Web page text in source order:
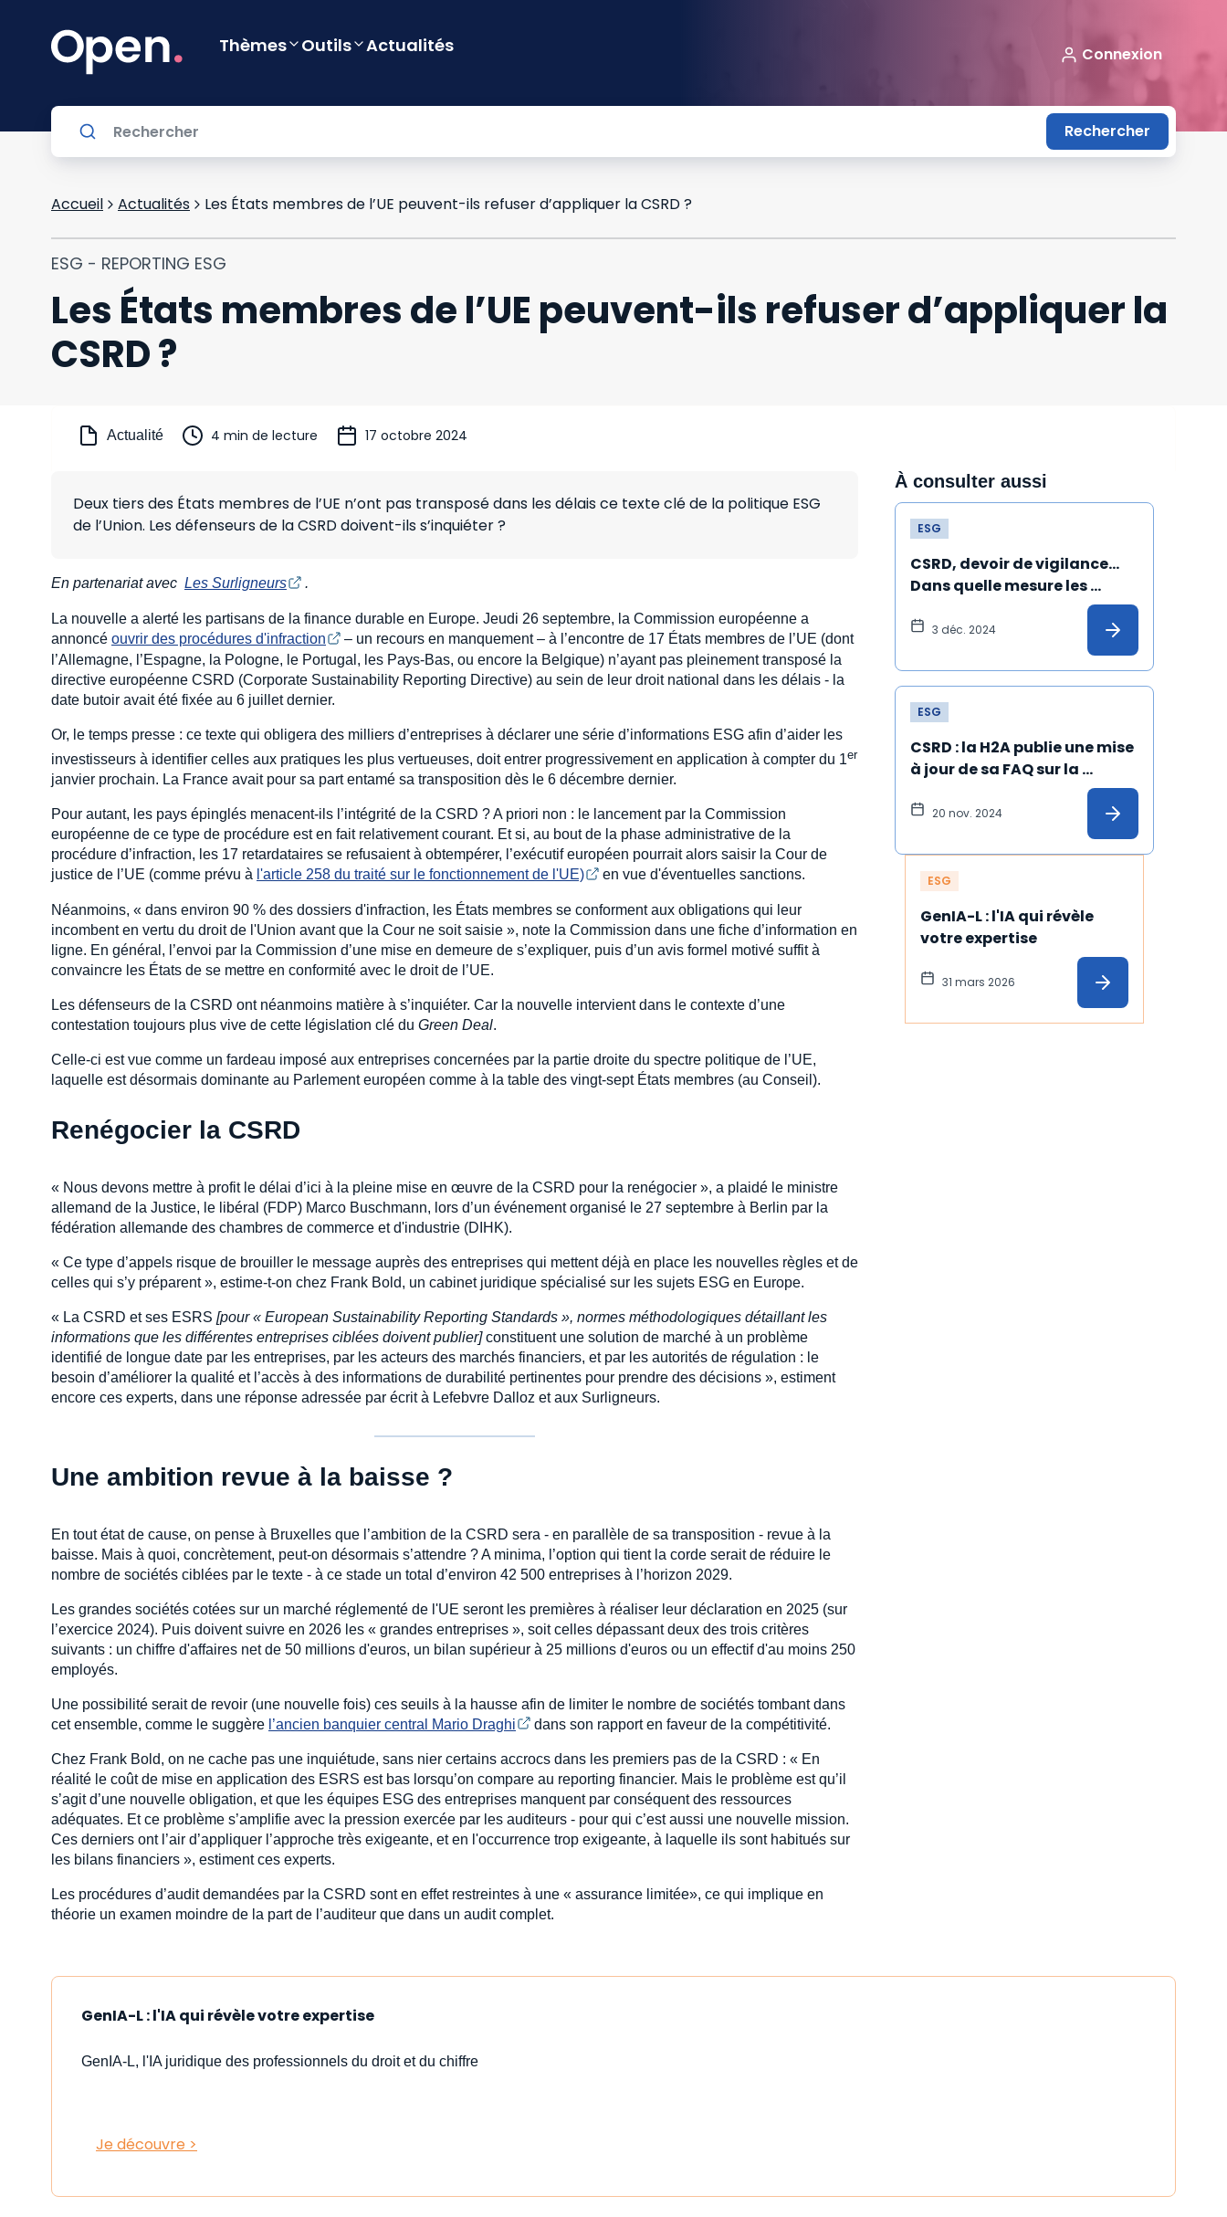
Thèmes Outils Actualités Connexion
Rechercher
Accueil Actualités Les États membres de l’UE peuvent-ils refuser d’appliquer la CSRD ?
ESG - REPORTING ESG
Les États membres de l’UE peuvent-ils refuser d’appliquer la
CSRD ?
Actualité 4 min de lecture 17 octobre 2024
Deux tiers des États membres de l’UE n’ont pas transposé dans les délais ce texte clé de la politique ESG
de l’Union. Les défenseurs de la CSRD doivent-ils s’inquiéter ?
En partenariat avec Les Surligneurs .
La nouvelle a alerté les partisans de la finance durable en Europe. Jeudi 26 septembre, la Commission européenne a
annoncé ouvrir des procédures d'infraction
– un recours en manquement – à l’encontre de 17 États membres de l’UE (dont
l’Allemagne, l’Espagne, la Pologne, le Portugal, les Pays-Bas, ou encore la Belgique) n’ayant pas pleinement transposé la
directive européenne CSRD (Corporate Sustainability Reporting Directive) au sein de leur droit national dans les délais - la
date butoir avait été fixée au 6 juillet dernier.
Or, le temps presse : ce texte qui obligera des milliers d’entreprises à déclarer une série d’informations ESG afin d’aider les
investisseurs à identifier celles aux pratiques les plus vertueuses, doit entrer progressivement en application à compter du 1er
janvier prochain. La France avait pour sa part entamé sa transposition dès le 6 décembre dernier.
Pour autant, les pays épinglés menacent-ils l’intégrité de la CSRD ? A priori non : le lancement par la Commission
européenne de ce type de procédure est en fait relativement courant. Et si, au bout de la phase administrative de la
procédure d’infraction, les 17 retardataires se refusaient à obtempérer, l’exécutif européen pourrait alors saisir la Cour de
justice de l’UE (comme prévu à l'article 258 du traité sur le fonctionnement de l'UE) en vue d'éventuelles sanctions.
Néanmoins, « dans environ 90 % des dossiers d'infraction, les États membres se conforment aux obligations qui leur
incombent en vertu du droit de l'Union avant que la Cour ne soit saisie », note la Commission dans une fiche d’information en
ligne. En général, l’envoi par la Commission d’une mise en demeure de s’expliquer, puis d’un avis formel motivé suffit à
convaincre les États de se mettre en conformité avec le droit de l’UE.
Les défenseurs de la CSRD ont néanmoins matière à s’inquiéter. Car la nouvelle intervient dans le contexte d’une
contestation toujours plus vive de cette législation clé du Green Deal.
Celle-ci est vue comme un fardeau imposé aux entreprises concernées par la partie droite du spectre politique de l’UE,
laquelle est désormais dominante au Parlement européen comme à la table des vingt-sept États membres (au Conseil).
Renégocier la CSRD
« Nous devons mettre à profit le délai d’ici à la pleine mise en œuvre de la CSRD pour la renégocier », a plaidé le ministre
allemand de la Justice, le libéral (FDP) Marco Buschmann, lors d’un événement organisé le 27 septembre à Berlin par la
fédération allemande des chambres de commerce et d'industrie (DIHK).
« Ce type d’appels risque de brouiller le message auprès des entreprises qui mettent déjà en place les nouvelles règles et de
celles qui s’y préparent », estime-t-on chez Frank Bold, un cabinet juridique spécialisé sur les sujets ESG en Europe.
« La CSRD et ses ESRS [pour « European Sustainability Reporting Standards », normes méthodologiques détaillant les
informations que les différentes entreprises ciblées doivent publier]constituent une solution de marché à un problème
identifié de longue date par les entreprises, par les acteurs des marchés financiers, et par les autorités de régulation : le
besoin d’améliorer la qualité et l’accès à des informations de durabilité pertinentes pour prendre des décisions », estiment
encore ces experts, dans une réponse adressée par écrit à Lefebvre Dalloz et aux Surligneurs.
Une ambition revue à la baisse ?
En tout état de cause, on pense à Bruxelles que l’ambition de la CSRD sera - en parallèle de sa transposition - revue à la
baisse. Mais à quoi, concrètement, peut-on désormais s’attendre ? A minima, l’option qui tient la corde serait de réduire le
nombre de sociétés ciblées par le texte - à ce stade un total d’environ 42 500 entreprises à l’horizon 2029.
Les grandes sociétés cotées sur un marché réglementé de l'UE seront les premières à réaliser leur déclaration en 2025 (sur
l’exercice 2024). Puis doivent suivre en 2026 les « grandes entreprises », soit celles dépassant deux des trois critères
suivants : un chiffre d'affaires net de 50 millions d'euros, un bilan supérieur à 25 millions d'euros ou un effectif d'au moins 250
employés.
Une possibilité serait de revoir (une nouvelle fois) ces seuils à la hausse afin de limiter le nombre de sociétés tombant dans
cet ensemble, comme le suggère l’ancien banquier central Mario Draghi dans son rapport en faveur de la compétitivité.
Chez Frank Bold, on ne cache pas une inquiétude, sans nier certains accrocs dans les premiers pas de la CSRD : « En
réalité le coût de mise en application des ESRS est bas lorsqu’on compare au reporting financier. Mais le problème est qu’il
s’agit d’une nouvelle obligation, et que les équipes ESG des entreprises manquent par conséquent des ressources
adéquates. Et ce problème s’amplifie avec la pression exercée par les auditeurs - pour qui c’est aussi une nouvelle mission.
Ces derniers ont l’air d’appliquer l’approche très exigeante, et en l'occurrence trop exigeante, à laquelle ils sont habitués sur
les bilans financiers », estiment ces experts.
Les procédures d’audit demandées par la CSRD sont en effet restreintes à une « assurance limitée», ce qui implique en
théorie un examen moindre de la part de l’auditeur que dans un audit complet.
À consulter aussi
ESG
CSRD, devoir de vigilance…
Dans quelle mesure les
piliers européens de l’ESG
peuvent-ils être rabotés ?
3 déc. 2024
ESG
CSRD : la H2A publie une mise
à jour de sa FAQ sur la
mission de certification
20 nov. 2024
ESG
GenIA-L : l'IA qui révèle
votre expertise
31 mars 2026
GenIA-L : l'IA qui révèle votre expertise
GenIA-L, l'IA juridique des professionnels du droit et du chiffre
Je découvre >